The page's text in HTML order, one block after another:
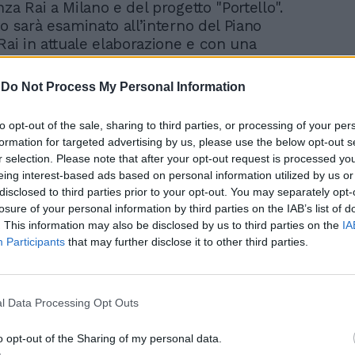
Do Not Process My Personal Information
opt-out of the sale, sharing to third parties, or processing of your
for targeted advertising by us, please use the below opt-out
selection. Please note that after your opt-out request is processed
interest-based ads based on personal information utilized by us
to third parties prior to your opt-out. You may separately
of your personal information by third parties on the IAB’s list of
This information may also be disclosed by us to third parties on the
Participants that may further disclose it to other third parties.
Data Processing Opt Outs
opt-out of the Sharing of my personal data.
Rai a Milano e del progetto "Portello".
sarà esaminato all’interno del Piano
in attuale elaborazione e con una
prevista per la primavera del 2022. Da
parti è stato espresso l’auspicio che si
a una positiva conclusione nei tempi
Sabina Guzzanti e Lucia
Annunziata, la sfida
infinita si vede in tv